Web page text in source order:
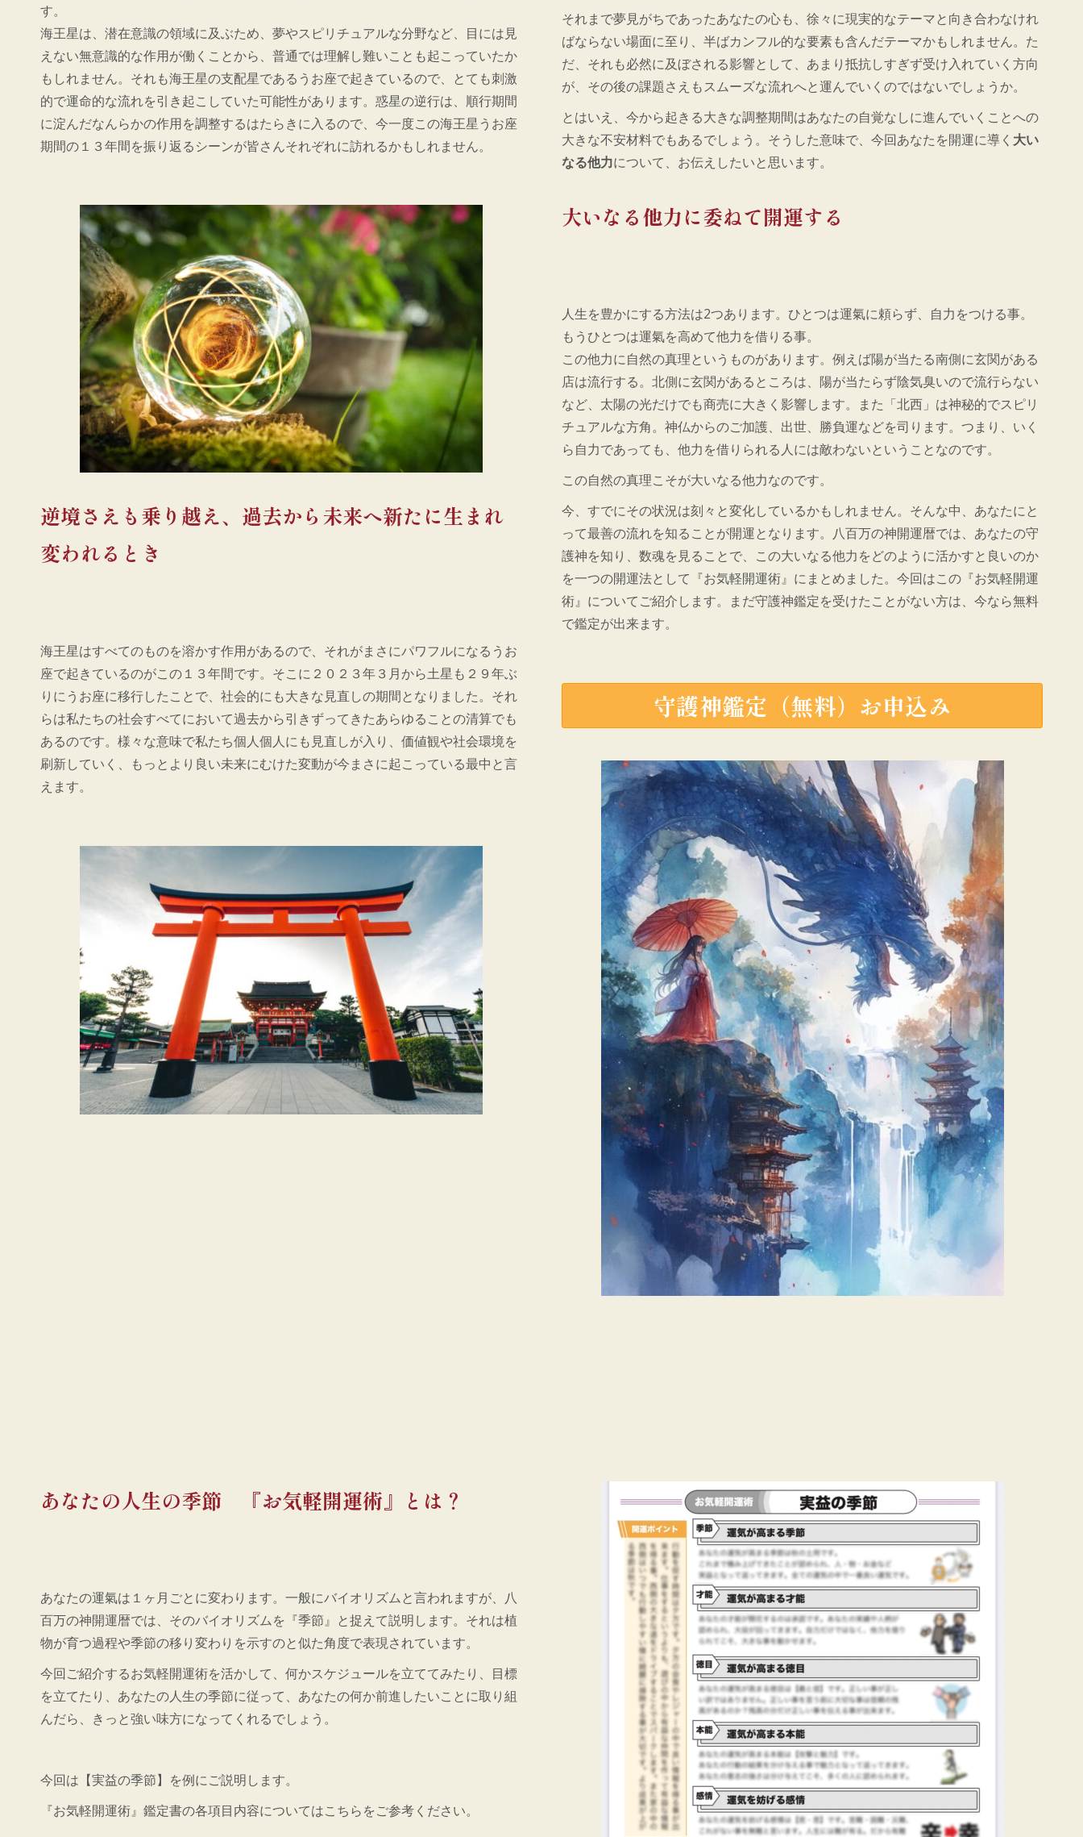
す。
海王星は、潜在意識の領域に及ぶため、夢やスピリチュアルな分野など、目には見
えない無意識的な作用が働くことから、普通では理解し難いことも起こっていたか
もしれません。それも海王星の支配星であるうお座で起きているので、とても刺激
的で運命的な流れを引き起こしていた可能性があります。惑星の逆行は、順行期間
に淀んだなんらかの作用を調整するはたらきに入るので、今一度この海王星うお座
期間の１３年間を振り返るシーンが皆さんそれぞれに訪れるかもしれません。
逆境さえも乗り越え、過去から未来へ新たに生まれ
変われるとき
海王星はすべてのものを溶かす作用があるので、それがまさにパワフルになるうお
座で起きているのがこの１３年間です。そこに２０２３年３月から土星も２９年ぶ
りにうお座に移行したことで、社会的にも大きな見直しの期間となりました。それ
らは私たちの社会すべてにおいて過去から引きずってきたあらゆることの清算でも
あるのです。様々な意味で私たち個人個人にも見直しが入り、価値観や社会環境を
刷新していく、もっとより良い未来にむけた変動が今まさに起こっている最中と言
えます。
それまで夢見がちであったあなたの心も、徐々に現実的なテーマと向き合わなけれ
ばならない場面に至り、半ばカンフル的な要素も含んだテーマかもしれません。た
だ、それも必然に及ぼされる影響として、あまり抵抗しすぎず受け入れていく方向
が、その後の課題さえもスムーズな流れへと運んでいくのではないでしょうか。
とはいえ、今から起きる大きな調整期間はあなたの自覚なしに進んでいくことへの
大きな不安材料でもあるでしょう。そうした意味で、今回あなたを開運に導く 大い
なる他力について、お伝えしたいと思います。
大いなる他力に委ねて開運する
人生を豊かにする方法は2つあります。ひとつは運氣に頼らず、自力をつける事。
もうひとつは運氣を高めて他力を借りる事。
この他力に自然の真理というものがあります。例えば陽が当たる南側に玄関がある
店は流行する。北側に玄関があるところは、陽が当たらず陰気臭いので流行らない
など、太陽の光だけでも商売に大きく影響します。また「北西」は神秘的でスピリ
チュアルな方角。神仏からのご加護、出世、勝負運などを司ります。つまり、いく
ら自力であっても、他力を借りられる人には敵わないということなのです。
この自然の真理こそが大いなる他力なのです。
今、すでにその状況は刻々と変化しているかもしれません。そんな中、あなたにと
って最善の流れを知ることが開運となります。八百万の神開運暦では、あなたの守
護神を知り、数魂を見ることで、この大いなる他力をどのように活かすと良いのか
を一つの開運法として『お気軽開運術』にまとめました。今回はこの『お気軽開運
術』についてご紹介します。まだ守護神鑑定を受けたことがない方は、今なら無料
で鑑定が出来ます。
守護神鑑定（無料）お申込み
あなたの人生の季節 『お気軽開運術』とは？
あなたの運氣は１ヶ月ごとに変わります。一般にバイオリズムと言われますが、八
百万の神開運暦では、そのバイオリズムを『季節』と捉えて説明します。それは植
物が育つ過程や季節の移り変わりを示すのと似た角度で表現されています。
今回ご紹介するお気軽開運術を活かして、何かスケジュールを立ててみたり、目標
を立てたり、あなたの人生の季節に従って、あなたの何か前進したいことに取り組
んだら、きっと強い味方になってくれるでしょう。
今回は【実益の季節】を例にご説明します。
『お気軽開運術』鑑定書の各項目内容についてはこちらをご参考ください。